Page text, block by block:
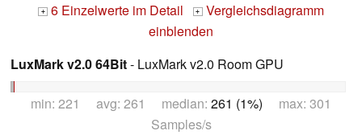
+ 6 Einzelwerte im Detail + Vergleichsdiagramm
einblenden
LuxMark v2.0 64Bit- LuxMark v2.0 Room GPU
min: 221 avg: 261 median: 261 (1%) max: 301
Samples/s